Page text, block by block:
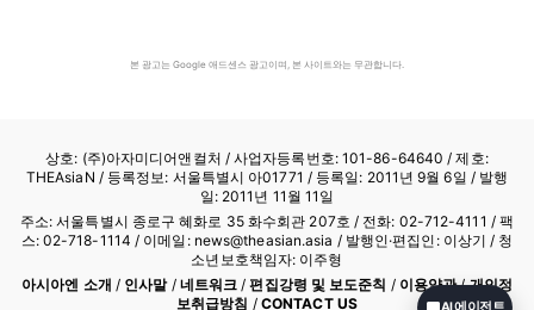
본 광고는 Google 애드센스 광고이며, 본 사이트와는 무관합니다.
상호: (주)아자미디어앤컬처 /사업자등록번호: 101-86-64640 / 제호:
THEAsiaN / 등록정보: 서울특별시 아01771 / 등록일: 2011년 9월 6일 / 발행
일: 2011년 11월 11일
주소: 서울특별시 종로구 혜화로 35 화수회관 207호 / 전화: 02-712-4111 / 팩
스: 02-718-1114 / 이메일: news@theasian.asia / 발행인·편집인: 이상기 / 청
소년보호책임자: 이주형
아시아엔 소개 / 인사말/ 네트워크 /편집강령 및 보도준칙 / 이용약관/개인정
보취급방침 / CONTACT US